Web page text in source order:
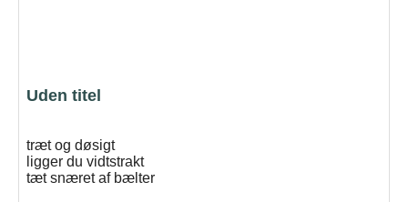
Uden titel
træt og døsigt
ligger du vidtstrakt
tæt snæret af bælter